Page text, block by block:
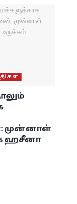
முன்னாள்
ஹசீனா